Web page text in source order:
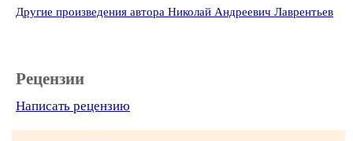
Другие произведения автора Николай Андреевич Лаврентьев
Рецензии
Написать рецензию